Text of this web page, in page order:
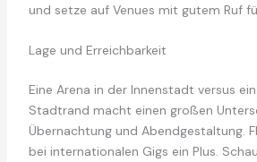
und setze auf Venues mit gutem Ruf
Lage und Erreichbarkeit
Eine Arena in der Innenstadt versus
Stadtrand macht einen großen
Übernachtung und Abendgestaltung.
bei internationalen Gigs ein Plus.